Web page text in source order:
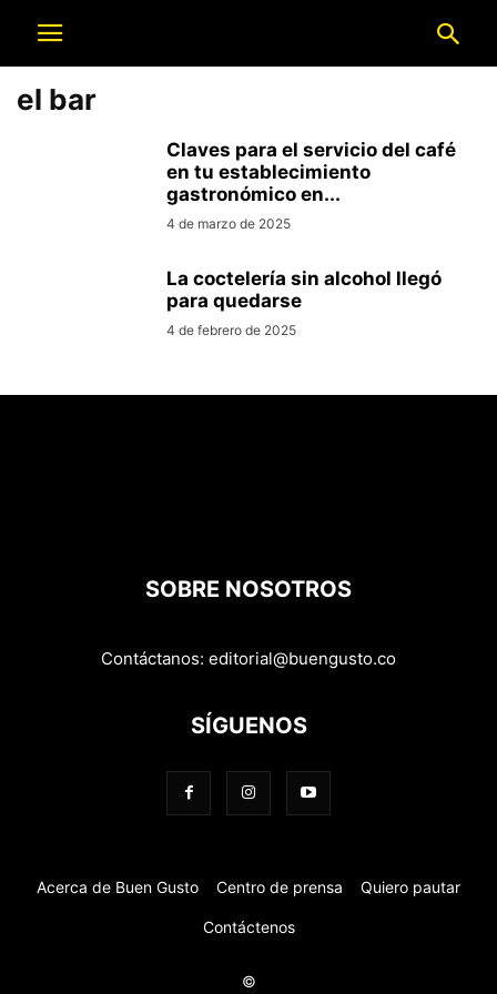
el bar
Claves para el servicio del café
en tu establecimiento
gastronómico en...
4 de marzo de 2025
La coctelería sin alcohol llegó
para quedarse
4 de febrero de 2025
SOBRE NOSOTROS
Contáctanos: editorial@buengusto.co
SÍGUENOS
Acerca de Buen Gusto Centro de prensa Quiero pautar
Contáctenos
©